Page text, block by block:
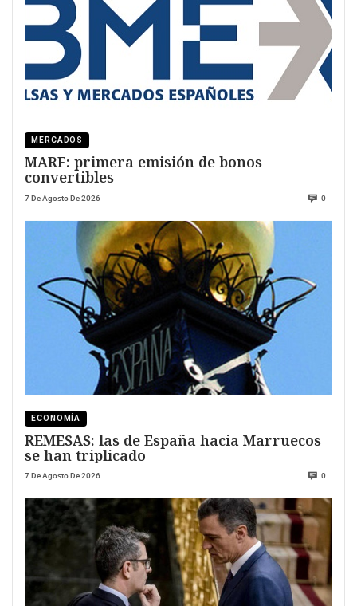
MERCADOS
MARF: primera emisión de bonos
convertibles
7 De Agosto De 2026 0
ECONOMÍA
REMESAS: las de España hacia Marruecos
se han triplicado
7 De Agosto De 2026 0